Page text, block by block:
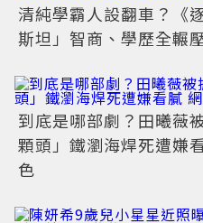
清純學霸人設翻車？《
斯坦」智商、學歷全輾
到底是哪部劇？田曦薇
顆頭」鐵瀏海焊死遭嫌
色